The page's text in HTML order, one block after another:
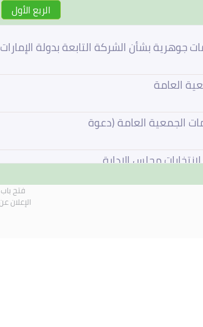
الربع الأول
جوهرية بشأن الشركة التابعة بدولة
العامة
الجمعية العامة (دعوة
مجلس الإدارة
فتح
الإعلان